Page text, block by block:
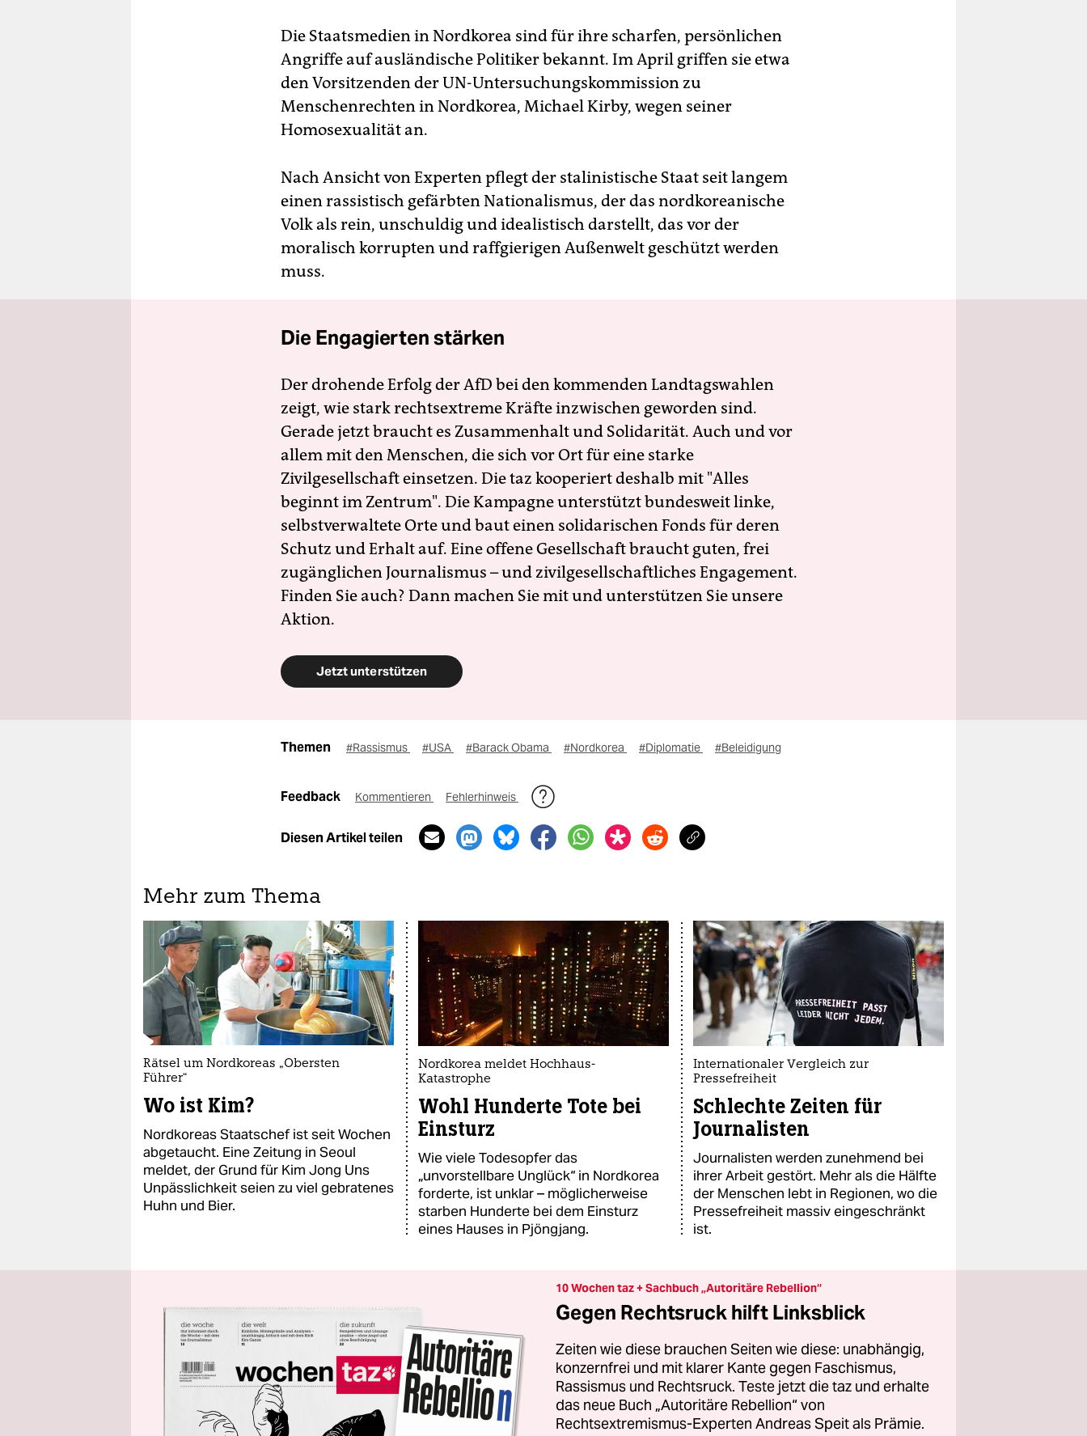
Die Staatsmedien in Nordkorea sind für ihre scharfen, persönlichen
Angriffe auf ausländische Politiker bekannt. Im April griffen sie etwa
den Vorsitzenden der UN-Untersuchungskommission zu
Menschenrechten in Nordkorea, Michael Kirby, wegen seiner
Homosexualität an.
Nach Ansicht von Experten pflegt der stalinistische Staat seit langem
einen rassistisch gefärbten Nationalismus, der das nordkoreanische
Volk als rein, unschuldig und idealistisch darstellt, das vor der
moralisch korrupten und raffgierigen Außenwelt geschützt werden
muss.
Die Engagierten stärken
Der drohende Erfolg der AfD bei den kommenden Landtagswahlen
zeigt, wie stark rechtsextreme Kräfte inzwischen geworden sind.
Gerade jetzt braucht es Zusammenhalt und Solidarität. Auch und vor
allem mit den Menschen, die sich vor Ort für eine starke
Zivilgesellschaft einsetzen. Die taz kooperiert deshalb mit "Alles
beginnt im Zentrum". Die Kampagne unterstützt bundesweit linke,
selbstverwaltete Orte und baut einen solidarischen Fonds für deren
Schutz und Erhalt auf. Eine offene Gesellschaft braucht guten, frei
zugänglichen Journalismus – und zivilgesellschaftliches Engagement.
Finden Sie auch? Dann machen Sie mit und unterstützen Sie unsere
Aktion.
Jetzt unterstützen
Themen #Rassismus #USA #Barack Obama #Nordkorea #Diplomatie #Beleidigung
Feedback Kommentieren Fehlerhinweis
Diesen Artikel teilen
Mehr zum Thema
Rätsel um Nordkoreas „Obersten
Führer“
Wo ist Kim?
Nordkoreas Staatschef ist seit Wochen
abgetaucht. Eine Zeitung in Seoul
meldet, der Grund für Kim Jong Uns
Unpässlichkeit seien zu viel gebratenes
Huhn und Bier.
Nordkorea meldet Hochhaus-
Katastrophe
Wohl Hunderte Tote bei
Einsturz
Wie viele Todesopfer das
„unvorstellbare Unglück“ in Nordkorea
forderte, ist unklar – möglicherweise
starben Hunderte bei dem Einsturz
eines Hauses in Pjöngjang.
Internationaler Vergleich zur
Pressefreiheit
Schlechte Zeiten für
Journalisten
Journalisten werden zunehmend bei
ihrer Arbeit gestört. Mehr als die Hälfte
der Menschen lebt in Regionen, wo die
Pressefreiheit massiv eingeschränkt
ist.
10 Wochen taz + Sachbuch „Autoritäre Rebellion“
Gegen Rechtsruck hilft Linksblick
Zeiten wie diese brauchen Seiten wie diese: unabhängig,
konzernfrei und mit klarer Kante gegen Faschismus,
Rassismus und Rechtsruck. Teste jetzt die taz und erhalte
das neue Buch „Autoritäre Rebellion“ von
Rechtsextremismus-Experten Andreas Speit als Prämie.